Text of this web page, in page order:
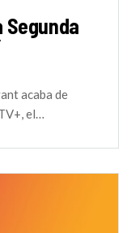
Segunda
acaba de
el…